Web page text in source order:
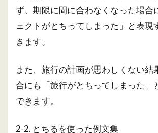
ず、期限に間に合わなくなった場合
ェクトがとちってしまった」と表現
きます。
また、旅行の計画が思わしくない結
合にも「旅行がとちってしまった」
できます。
2-2. とちるを使った例文集